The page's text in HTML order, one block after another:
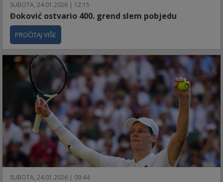
SUBOTA, 24.01.2026 | 12:15
Đoković ostvario 400. grend slem pobjedu
PROČITAJ VIŠE
SUBOTA, 24.01.2026 | 09:44